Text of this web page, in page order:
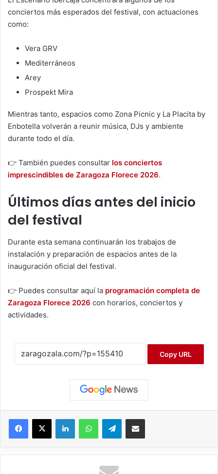
conciertos más esperados del festival, con actuaciones
como:
Vera GRV
Mediterráneos
Arey
Prospekt Mira
Mientras tanto, espacios como Zona Picnic y La Placita by
Enbotella volverán a reunir música, DJs y ambiente
durante todo el día.
👉 También puedes consultar los conciertos
imprescindibles de Zaragoza Florece 2026.
Últimos días antes del inicio
del festival
Durante esta semana continuarán los trabajos de
instalación y preparación de espacios antes de la
inauguración oficial del festival.
👉 Puedes consultar aquí la programación completa de
Zaragoza Florece 2026 con horarios, conciertos y
actividades.
Copy URL
Telegram